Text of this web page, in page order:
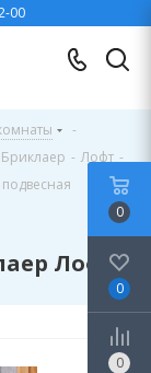
00
-
Бриклаер - Лофт -
Лофт
0
0
0